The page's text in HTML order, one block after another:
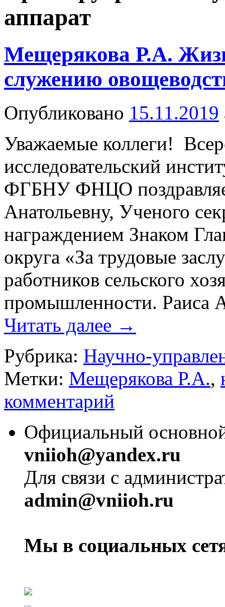
аппарат
Мещерякова Р.А.
служению
Опубликовано 15.11.2019
Уважаемые коллеги!
исследовательский
ФГБНУ ФНЦО
Анатольевну, Ученого
награждением Знаком
округа «За трудовые
работников сельского
промышленности. Раиса
Читать далее →
Рубрика: Научно-
Метки: Мещерякова Р.А.,
комментарий
Официальный
vniioh@yandex.ru
Для связи с
admin@vniioh.ru
Мы в социальных